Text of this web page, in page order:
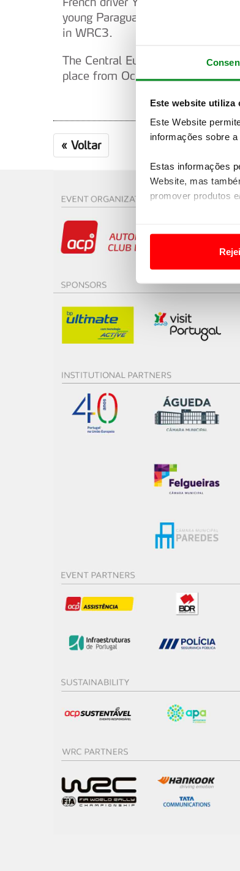
Este website utiliza
Este Website
informações sobre
Estas informações
Website, mas
promover produtos
Usamos cookies
funcionalidades de
Adicionalmente
e organizações na
consentimento e
Realçamos que o
navegação no
young Paraguayan Diego
in WRC3.
The Central European Rally will
place from October 17–20.
« Voltar